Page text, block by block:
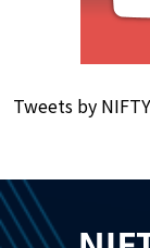
Tweets by